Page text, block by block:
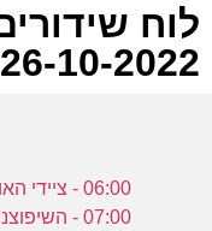
לוח
26-10-2022
06:00 - ציידי האוצרות 14 - פרק 3
07:00 - השיפוצניקים 16 - פרק 13